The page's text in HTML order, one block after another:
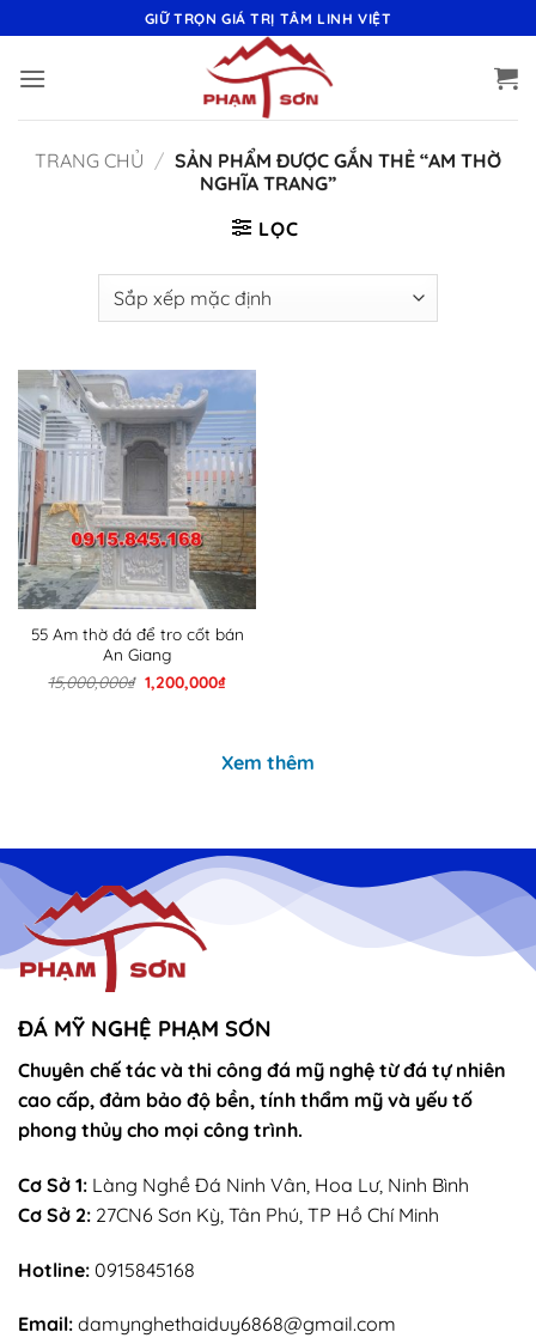
qua
nội
GIỮ TRỌN GIÁ TRỊ TÂM LINH VIỆT
TRANG CHỦ / SẢN PHẨM ĐƯỢC GẮN THẺ “AM THỜ
NGHĨA TRANG”
LỌC
55 Am thờ đá để tro cốt bán
An Giang
15,000,000₫ Giá
gốc
1,200,000₫Giá
Xem thêm
ĐÁ MỸ NGHỆ PHẠM SƠN
Chuyên chế tác và thi công đá mỹ nghệ từ đá tự nhiên
cao cấp, đảm bảo độ bền, tính thẩm mỹ và yếu tố
phong thủy cho mọi công trình.
Cơ Sở 1: Làng Nghề Đá Ninh Vân, Hoa Lư, Ninh Bình
Cơ Sở 2: 27CN6 Sơn Kỳ, Tân Phú, TP Hồ Chí Minh
Hotline: 0915845168
Email: damynghethaiduy6868@gmail.com